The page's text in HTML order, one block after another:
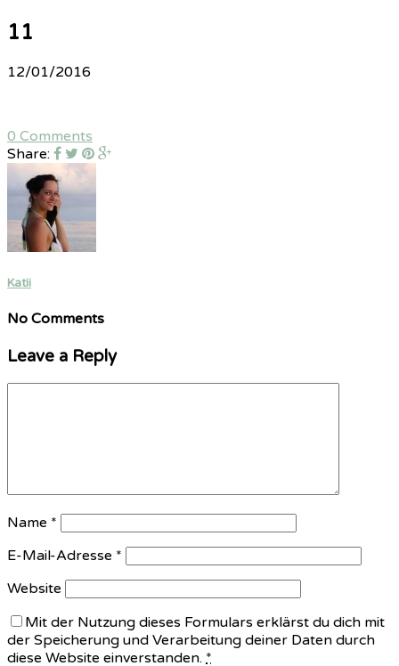
11
12/01/2016
0 Comments
Share:
Katii
No Comments
Leave a Reply
Name *
E-Mail-Adresse *
Website
Mit der Nutzung dieses Formulars erklärst du dich mit
der Speicherung und Verarbeitung deiner Daten durch
diese Website einverstanden. *